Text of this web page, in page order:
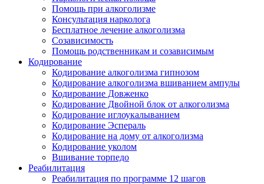
Помощь при алкоголизме
Консультация нарколога
Бесплатное лечение алкоголизма
Созависимость
Помощь родственникам и созависимым
Кодирование
Кодирование алкоголизма гипнозом
Кодирование алкоголизма вшиванием ампулы
Кодирование Довженко
Кодирование Двойной блок от алкоголизма
Кодирование иглоукалыванием
Кодирование Эспераль
Кодирование на дому от алкоголизма
Кодирование уколом
Вшивание торпедо
Реабилитация
Реабилитация по программе 12 шагов